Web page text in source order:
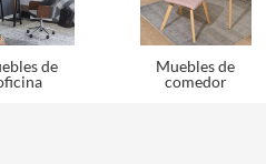
de
Muebles de
comedor